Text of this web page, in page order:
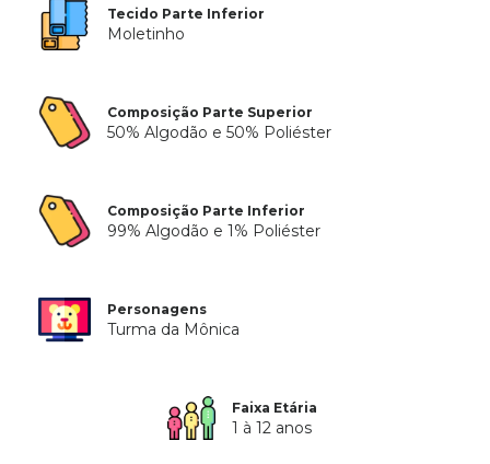
Tecido Parte Inferior
Moletinho
Composição Parte Superior
50% Algodão e 50% Poliéster
Composição Parte Inferior
99% Algodão e 1% Poliéster
Personagens
Turma da Mônica
Faixa Etária
1 à 12 anos